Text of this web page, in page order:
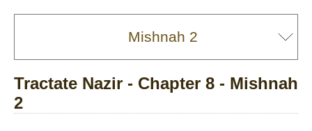
Tractate Nazir - Chapter 8 - Mishnah
2